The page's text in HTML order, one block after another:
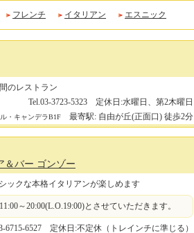
フレンチ イタリアン エスニック
のレストラン
Tel.03-3723-5323 定休日:水曜日、第2木曜日
・キャンデラB1F 最寄駅: 自由が丘(正面口) 徒歩2分
＆バー ゴンゾー
ックな本格イタリアンが楽しめます
～20:00(L.O.19:00)とさせていただきます。
6715-6527 定休日:不定休（トレインチに準じる）